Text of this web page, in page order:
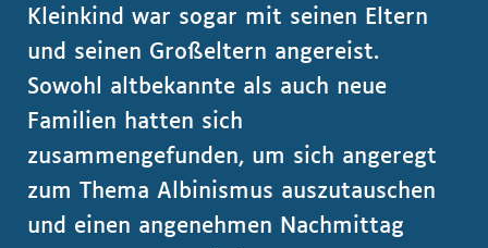
Kleinkind war sogar mit seinen Eltern
und seinen Großeltern angereist.
Sowohl altbekannte als auch neue
Familien hatten sich
zusammengefunden, um sich angeregt
zum Thema Albinismus auszutauschen
und einen angenehmen Nachmittag